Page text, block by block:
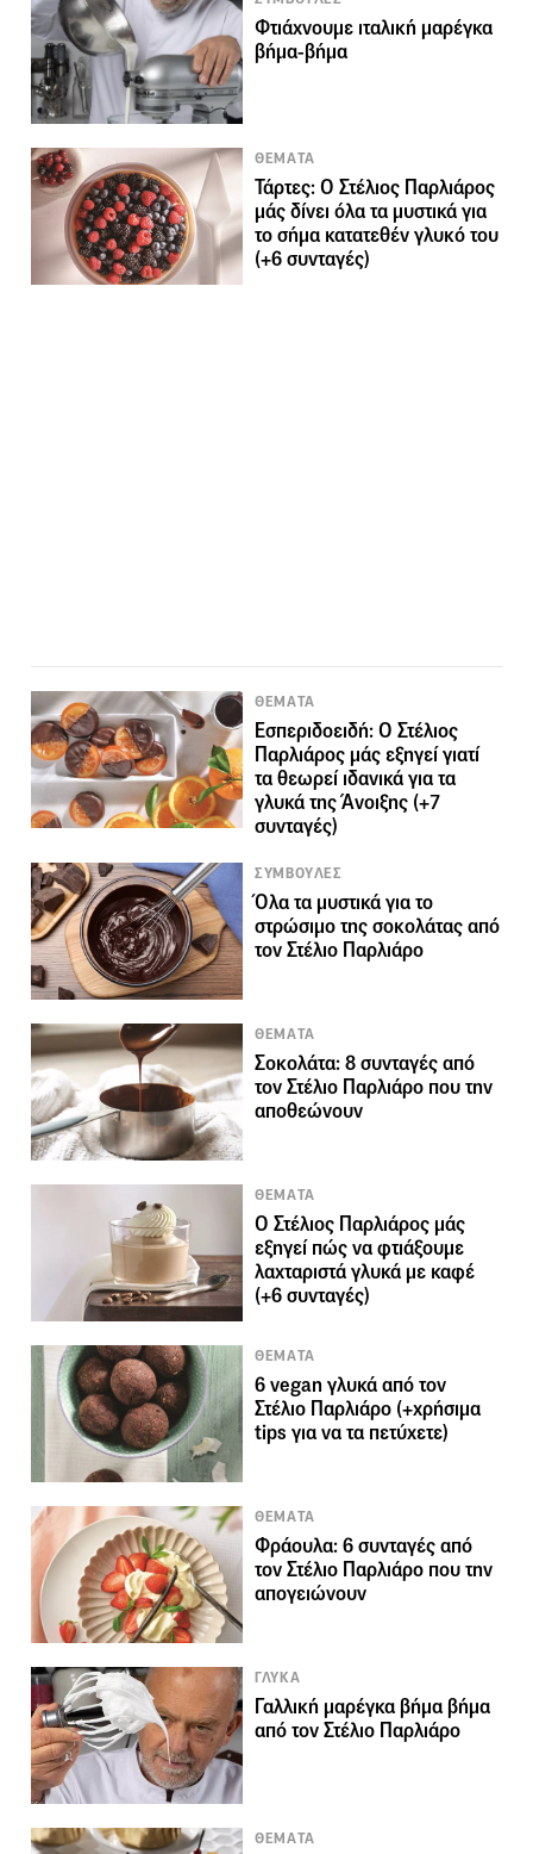
Φτιάχνουμε ιταλική μαρέγκα
βήμα-βήμα
ΘΕΜΑΤΑ
Τάρτες: Ο Στέλιος Παρλιάρος
μάς δίνει όλα τα μυστικά για
το σήμα κατατεθέν γλυκό του
(+6 συνταγές)
ΘΕΜΑΤΑ
Εσπεριδοειδή: Ο Στέλιος
Παρλιάρος μάς εξηγεί γιατί
τα θεωρεί ιδανικά για τα
γλυκά της Άνοιξης (+7
συνταγές)
ΣΥΜΒΟΥΛΕΣ
Όλα τα μυστικά για το
στρώσιμο της σοκολάτας από
τον Στέλιο Παρλιάρο
ΘΕΜΑΤΑ
Σοκολάτα: 8 συνταγές από
τον Στέλιο Παρλιάρο που την
αποθεώνουν
ΘΕΜΑΤΑ
Ο Στέλιος Παρλιάρος μάς
εξηγεί πώς να φτιάξουμε
λαχταριστά γλυκά με καφέ
(+6 συνταγές)
ΘΕΜΑΤΑ
6 vegan γλυκά από τον
Στέλιο Παρλιάρο (+χρήσιμα
tips για να τα πετύχετε)
ΘΕΜΑΤΑ
Φράουλα: 6 συνταγές από
τον Στέλιο Παρλιάρο που την
απογειώνουν
ΓΛΥΚΑ
Γαλλική μαρέγκα βήμα βήμα
από τον Στέλιο Παρλιάρο
ΘΕΜΑΤΑ